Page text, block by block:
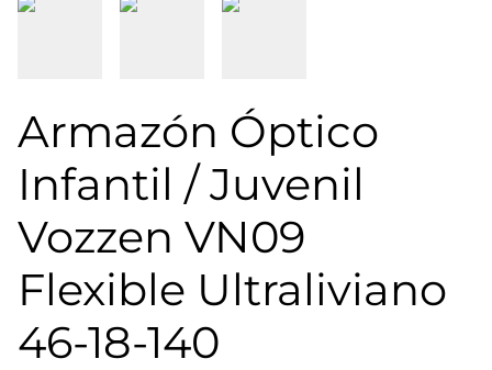
Armazón Óptico
Infantil / Juvenil
Vozzen VN09
Flexible Ultraliviano
46-18-140